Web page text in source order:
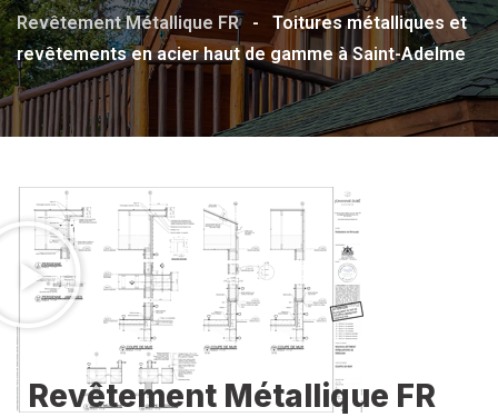
Revêtement Métallique FR -
Toitures métalliques et
revêtements en acier haut de gamme à Saint-Adelme
Revêtement Métallique FR